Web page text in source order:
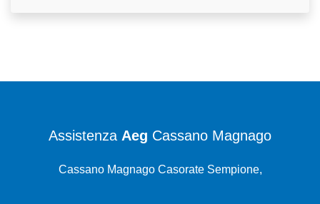
Assistenza Aeg Cassano Magnago
Cassano Magnago Casorate Sempione,